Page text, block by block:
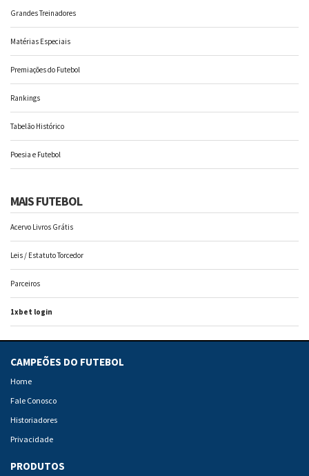
Grandes Treinadores
Matérias Especiais
Premiações do Futebol
Rankings
Tabelão Histórico
Poesia e Futebol
MAIS FUTEBOL
Acervo Livros Grátis
Leis / Estatuto Torcedor
Parceiros
1xbet login
CAMPEÕES DO FUTEBOL
Home
Fale Conosco
Historiadores
Privacidade
PRODUTOS